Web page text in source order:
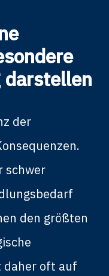
darstellen
der
schwer
den größten
daher oft auf